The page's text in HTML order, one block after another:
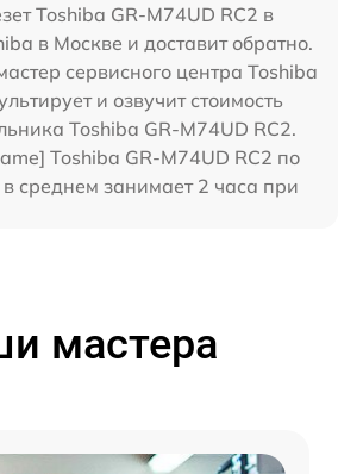
Toshiba GR-M74UD RC2 в
в Москве и доставит обратно.
сервисного центра Toshiba
и озвучит стоимость
Toshiba GR-M74UD RC2.
Toshiba GR-M74UD RC2 по
среднем занимает 2 часа при
мастера